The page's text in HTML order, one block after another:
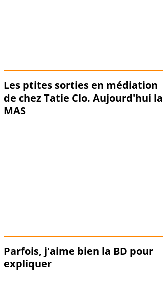
Les ptites sorties en médiation
de chez Tatie Clo. Aujourd'hui la
MAS
Parfois, j'aime bien la BD pour
expliquer